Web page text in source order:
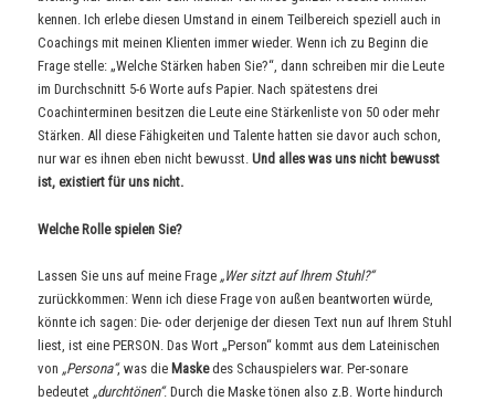
kennen. Ich erlebe diesen Umstand in einem Teilbereich speziell auch in
Coachings mit meinen Klienten immer wieder. Wenn ich zu Beginn die
Frage stelle: „Welche Stärken haben Sie?“, dann schreiben mir die Leute
im Durchschnitt 5-6 Worte aufs Papier. Nach spätestens drei
Coachinterminen besitzen die Leute eine Stärkenliste von 50 oder mehr
Stärken. All diese Fähigkeiten und Talente hatten sie davor auch schon,
nur war es ihnen eben nicht bewusst.Und alles was uns nicht bewusst
ist, existiert für uns nicht.
Welche Rolle spielen Sie?
Lassen Sie uns auf meine Frage „Wer sitzt auf Ihrem Stuhl?“
zurückkommen: Wenn ich diese Frage von außen beantworten würde,
könnte ich sagen: Die- oder derjenige der diesen Text nun auf Ihrem Stuhl
liest, ist eine PERSON. Das Wort „Person“ kommt aus dem Lateinischen
von „Persona“, was dieMaskedes Schauspielers war. Per-sonare
bedeutet „durchtönen“. Durch die Maske tönen also z.B. Worte hindurch